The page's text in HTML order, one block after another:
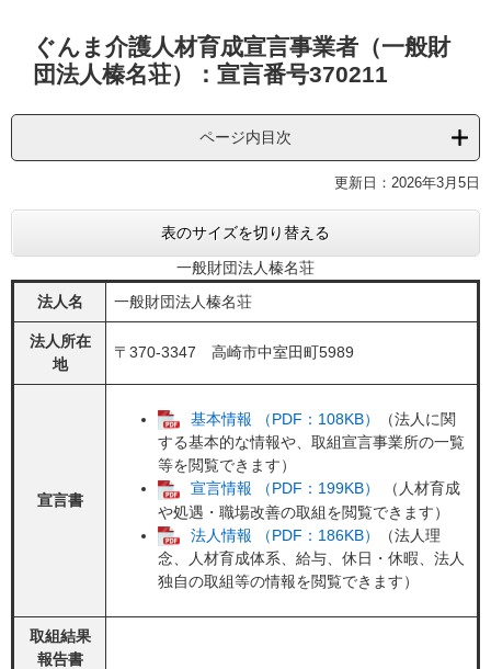
ぐんま介護人材育成宣言事業者（一般財
団法人榛名荘）：宣言番号370211
ページ内目次
更新日：2026年3月5日
表のサイズを切り替える
一般財団法人榛名荘
法人名
一般財団法人榛名荘
法人所在
地
〒370-3347 高崎市中室田町5989
宣言書
基本情報 （PDF：108KB）
（法人に関
する基本的な情報や、取組宣言事業所の一覧
等を閲覧できます）
宣言情報 （PDF：199KB）
（人材育成
や処遇・職場改善の取組を閲覧できます）
法人情報 （PDF：186KB）
（法人理
念、人材育成体系、給与、休日・休暇、法人
独自の取組等の情報を閲覧できます）
取組結果
報告書